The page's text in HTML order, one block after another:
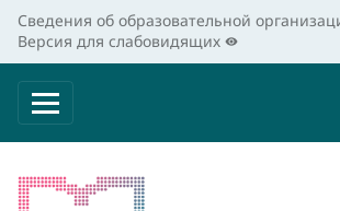
Сведения об образовательной
Версия для слабовидящих